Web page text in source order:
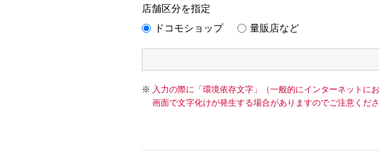
店舗区分を指定
ドコモショップ
量販店など
入力の際に「環境依存文字」（一般的にインターネットに
画面で文字化けが発生する場合がありますのでご注意くださ